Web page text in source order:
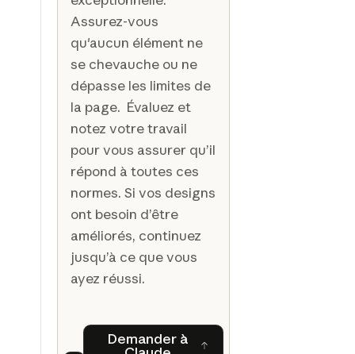
Assurez-vous
qu'aucun élément ne
se chevauche ou ne
dépasse les limites de
la page. Évaluez et
notez votre travail
pour vous assurer qu’il
répond à toutes ces
normes. Si vos designs
ont besoin d’être
améliorés, continuez
jusqu’à ce que vous
ayez réussi.
Demander à